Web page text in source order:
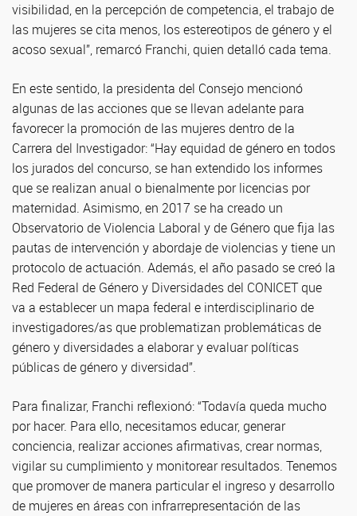
visibilidad, en la percepción de competencia, el trabajo de
las mujeres se cita menos, los estereotipos de género y el
acoso sexual”, remarcó Franchi, quien detalló cada tema.
En este sentido, la presidenta del Consejo mencionó
algunas de las acciones que se llevan adelante para
favorecer la promoción de las mujeres dentro de la
Carrera del Investigador: “Hay equidad de género en todos
los jurados del concurso, se han extendido los informes
que se realizan anual o bienalmente por licencias por
maternidad. Asimismo, en 2017 se ha creado un
Observatorio de Violencia Laboral y de Género que fija las
pautas de intervención y abordaje de violencias y tiene un
protocolo de actuación. Además, el año pasado se creó la
Red Federal de Género y Diversidades del CONICET que
va a establecer un mapa federal e interdisciplinario de
investigadores/as que problematizan problemáticas de
género y diversidades a elaborar y evaluar políticas
públicas de género y diversidad”.
Para finalizar, Franchi reflexionó: “Todavía queda mucho
por hacer. Para ello, necesitamos educar, generar
conciencia, realizar acciones afirmativas, crear normas,
vigilar su cumplimiento y monitorear resultados. Tenemos
que promover de manera particular el ingreso y desarrollo
de mujeres en áreas con infrarrepresentación de las